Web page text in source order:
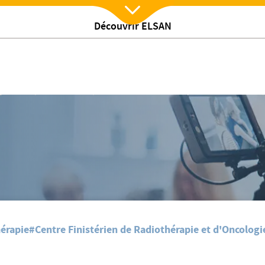
Découvrir ELSAN
clinique Pasteur à Brest
Nx:Afficher menu
- Brest/Nos actualites/"Halte au cancer" œuvre pour le bien-être des
#Centre Finistérien de Radiothérapie et